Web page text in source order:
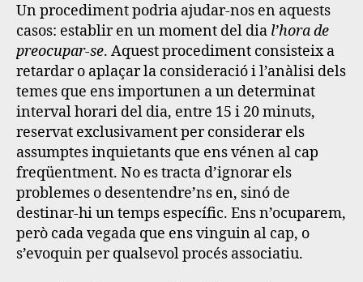
Un procediment podria ajudar-nos en aquests
casos: establir en un moment del dia l’hora de
preocupar-se. Aquest procediment consisteix a
retardar o aplaçar la consideració i l’anàlisi dels
temes que ens importunen a un determinat
interval horari del dia, entre 15 i 20 minuts,
reservat exclusivament per considerar els
assumptes inquietants que ens vénen al cap
freqüentment. No es tracta d’ignorar els
problemes o desentendre’ns en, sinó de
destinar-hi un temps específic. Ens n’ocuparem,
però cada vegada que ens vinguin al cap, o
s’evoquin per qualsevol procés associatiu.